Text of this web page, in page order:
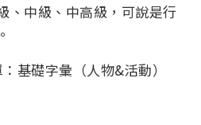
、中級、中高級，可說是行
基礎字彙（人物&活動）